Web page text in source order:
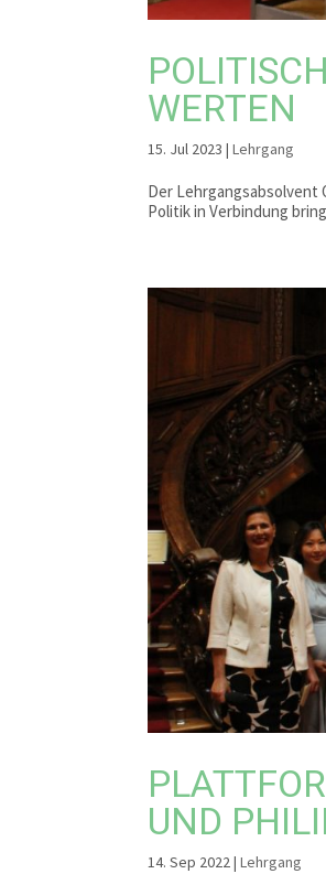
WERTEN
15. Jul 2023 |Lehrgang
Der Lehrgangsabsolvent
Politik in Verbindung
UND
14. Sep 2022|Lehrgang